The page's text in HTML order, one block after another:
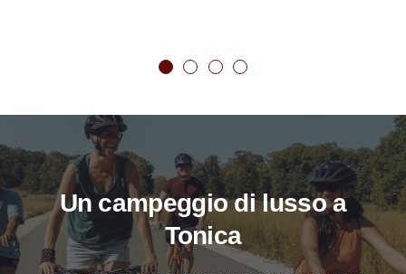
Un campeggio di lusso a
Tonica